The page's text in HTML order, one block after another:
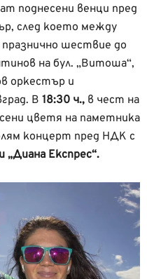
поднесени венци пред
след което между
празнично шествие до
на бул. „Витоша“,
оркестър и
В 18:30 ч., в чест на
цветя на паметника
концерт пред НДК с
„Диана Експрес“.